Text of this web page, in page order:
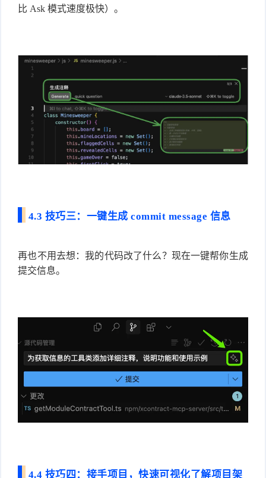
比 Ask 模式速度极快）。
4.3 技巧三：一键生成 commit message 信息
再也不用去想：我的代码改了什么？现在一键帮你生成
提交信息。
4.4 技巧四：接手项目，快速可视化了解项目架